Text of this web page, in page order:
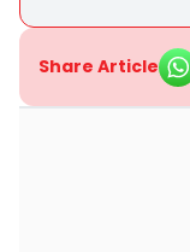
Share Article